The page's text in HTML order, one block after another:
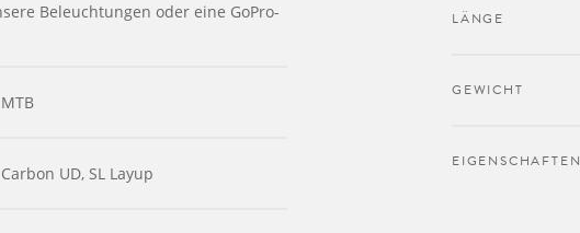
Beleuchtungen oder eine GoPro-
MTB
Carbon UD, SL Layup
LÄNGE
GEWICHT
EIGENSCHAFTEN